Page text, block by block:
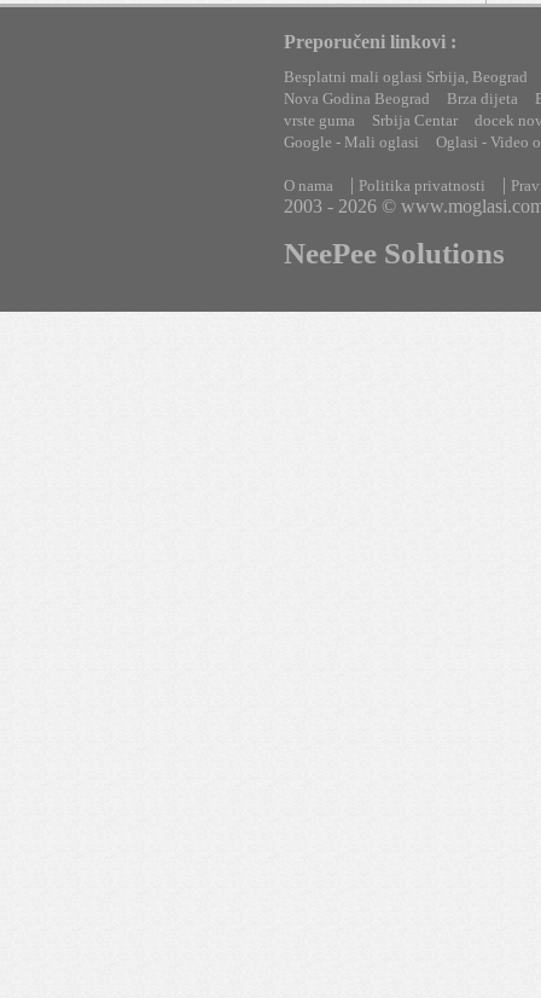
Preporučeni linkovi :
Besplatni mali oglasi Srbija, Beograd
Nova Godina Beograd
Brza dijeta
vrste guma
Srbija Centar
docek
Google - Mali oglasi
Oglasi - Video
O nama | Politika privatnosti |
2003 - 2026 ©
NeePee Solutions